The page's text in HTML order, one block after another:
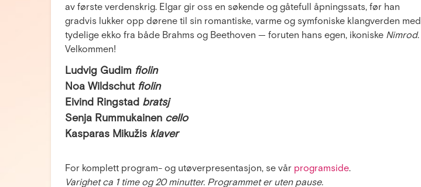
av første verdenskrig. Elgar gir oss en søkende og gåtefull åpningssats, før han
gradvis lukker opp dørene til sin romantiske, varme og symfoniske klangverden med
tydelige ekko fra både Brahms og Beethoven — foruten hans egen, ikoniske Nimrod.
Velkommen!
Ludvig Gudim fiolin
Noa Wildschut fiolin
Eivind Ringstad bratsj
Senja Rummukainen cello
Kasparas Mikužis klaver
For komplett program- og utøverpresentasjon, se vår programside.
Varighet ca 1 time og 20 minutter. Programmet er uten pause.